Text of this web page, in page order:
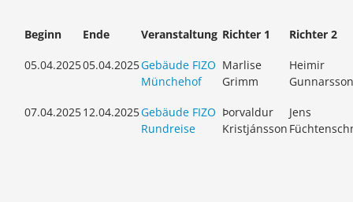
Beginn Ende Veranstaltung Richter 1 Richter 2
05.04.202505.04.2025Gebäude FIZO
Münchehof
Marlise
Grimm
Heimir
Gunnarsson
07.04.202512.04.2025Gebäude FIZO
Rundreise
Þorvaldur
Kristjánsson
Jens